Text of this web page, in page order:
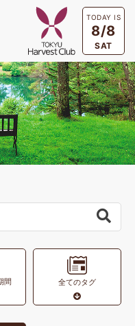
TODAY IS
8/8
SAT
間 全てのタグ